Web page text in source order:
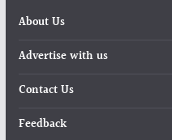
About Us
Advertise with us
Contact Us
Feedback